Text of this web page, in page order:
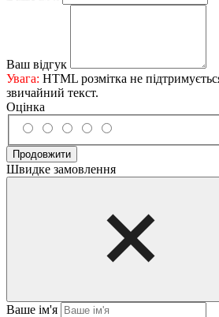
Ваш відгук
Увага: HTML розмітка не
звичайний текст.
Оцінка
Продовжити
Швидке замовлення
Ваше ім'я